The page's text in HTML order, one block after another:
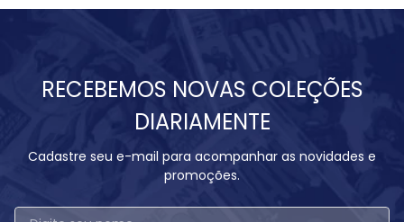
RECEBEMOS NOVAS COLEÇÕES
DIARIAMENTE
Cadastre seu e-mail para acompanhar as novidades e
promoções.